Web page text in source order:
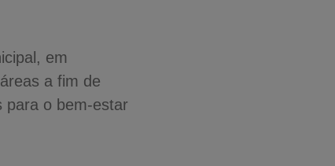
em
a fim de
para o bem-estar